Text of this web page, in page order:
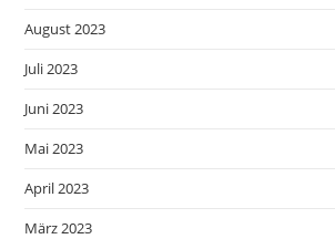
August 2023
Juli 2023
Juni 2023
Mai 2023
April 2023
März 2023